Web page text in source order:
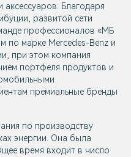
аксессуаров. Благодаря
развитой сети
профессионалов «МБ
по марке Mercedes-Benz и
при этом компания
портфеля продуктов и
премиальные бренды
по производству
энергии. Она была
время входит в число